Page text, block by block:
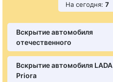
На сегодня: 7
Вскрытие автомобиля
отечественного
Вскрытие автомобиля LADA
Priora